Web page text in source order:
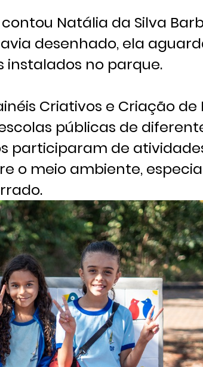
Natália da Silva
desenhado, ela
no parque.
Criativos e Criação de
públicas de
participaram de
o meio ambiente,